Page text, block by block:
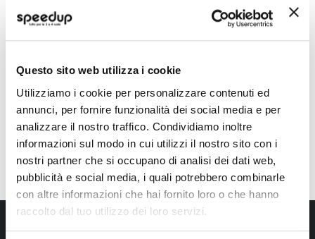
Questo sito web utilizza i cookie
Utilizziamo i cookie per personalizzare contenuti ed
annunci, per fornire funzionalità dei social media e per
analizzare il nostro traffico. Condividiamo inoltre
informazioni sul modo in cui utilizzi il nostro sito con i
nostri partner che si occupano di analisi dei dati web,
pubblicità e social media, i quali potrebbero combinarle
con altre informazioni che hai fornito loro o che hanno
raccolto dal tuo utilizzo dei loro servizi.
MEGUIARS
BBROS
Iscriviti alla newsletter Speedup